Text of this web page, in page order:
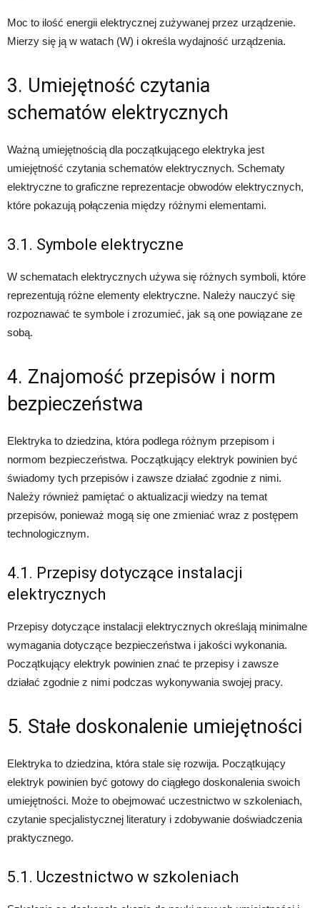
Moc to ilość energii elektrycznej zużywanej przez urządzenie.
Mierzy się ją w watach (W) i określa wydajność urządzenia.
3. Umiejętność czytania
schematów elektrycznych
Ważną umiejętnością dla początkującego elektryka jest
umiejętność czytania schematów elektrycznych. Schematy
elektryczne to graficzne reprezentacje obwodów elektrycznych,
które pokazują połączenia między różnymi elementami.
3.1. Symbole elektryczne
W schematach elektrycznych używa się różnych symboli, które
reprezentują różne elementy elektryczne. Należy nauczyć się
rozpoznawać te symbole i zrozumieć, jak są one powiązane ze
sobą.
4. Znajomość przepisów i norm
bezpieczeństwa
Elektryka to dziedzina, która podlega różnym przepisom i
normom bezpieczeństwa. Początkujący elektryk powinien być
świadomy tych przepisów i zawsze działać zgodnie z nimi.
Należy również pamiętać o aktualizacji wiedzy na temat
przepisów, ponieważ mogą się one zmieniać wraz z postępem
technologicznym.
4.1. Przepisy dotyczące instalacji
elektrycznych
Przepisy dotyczące instalacji elektrycznych określają minimalne
wymagania dotyczące bezpieczeństwa i jakości wykonania.
Początkujący elektryk powinien znać te przepisy i zawsze
działać zgodnie z nimi podczas wykonywania swojej pracy.
5. Stałe doskonalenie umiejętności
Elektryka to dziedzina, która stale się rozwija. Początkujący
elektryk powinien być gotowy do ciągłego doskonalenia swoich
umiejętności. Może to obejmować uczestnictwo w szkoleniach,
czytanie specjalistycznej literatury i zdobywanie doświadczenia
praktycznego.
5.1. Uczestnictwo w szkoleniach